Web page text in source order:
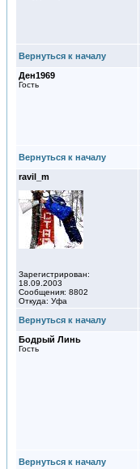
Вернуться к началу
Ден1969
Гость
Вернуться к началу
ravil_m
Зарегистрирован:
18.09.2003
Сообщения: 8802
Откуда: Уфа
Вернуться к началу
Бодрый Линь
Гость
Вернуться к началу